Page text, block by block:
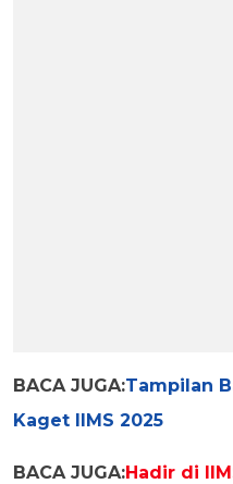
BACA JUGA:Tampilan
Kaget IIMS 2025
BACA JUGA:Hadir di